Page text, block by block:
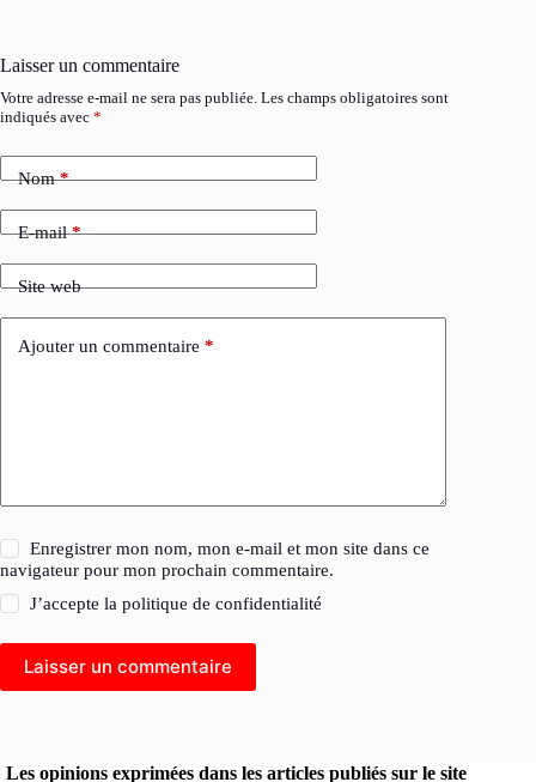
Laisser un commentaire
Votre adresse e-mail ne sera pas publiée. Les champs obligatoires sont
indiqués avec *
Nom*
E-mail*
Site web
Ajouter un commentaire *
Enregistrer mon nom, mon e-mail et mon site dans ce
navigateur pour mon prochain commentaire.
J’accepte lapolitique de confidentialité
Laisser un commentaire
Les opinions exprimées dans les articles publiés sur le site